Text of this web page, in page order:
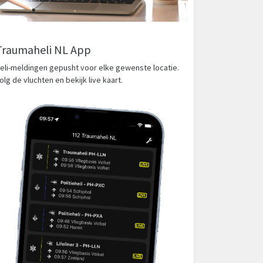
NL App
meldingen gepusht voor elke gewenste locatie.
de vluchten en bekijk live kaart.